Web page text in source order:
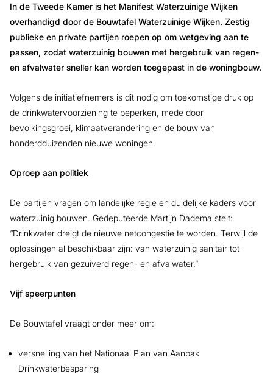
In de Tweede Kamer is het Manifest Waterzuinige Wijken
overhandigd door de Bouwtafel Waterzuinige Wijken. Zestig
publieke en private partijen roepen op om wetgeving aan te
passen, zodat waterzuinig bouwen met hergebruik van regen-
en afvalwater sneller kan worden toegepast in de woningbouw.
Volgens de initiatiefnemers is dit nodig om toekomstige druk op
de drinkwatervoorziening te beperken, mede door
bevolkingsgroei, klimaatverandering en de bouw van
honderdduizenden nieuwe woningen.
Oproep aan politiek
De partijen vragen om landelijke regie en duidelijke kaders voor
waterzuinig bouwen. Gedeputeerde Martijn Dadema stelt:
“Drinkwater dreigt de nieuwe netcongestie te worden. Terwijl de
oplossingen al beschikbaar zijn: van waterzuinig sanitair tot
hergebruik van gezuiverd regen- en afvalwater.”
Vijf speerpunten
De Bouwtafel vraagt onder meer om:
versnelling van het Nationaal Plan van Aanpak
Drinkwaterbesparing